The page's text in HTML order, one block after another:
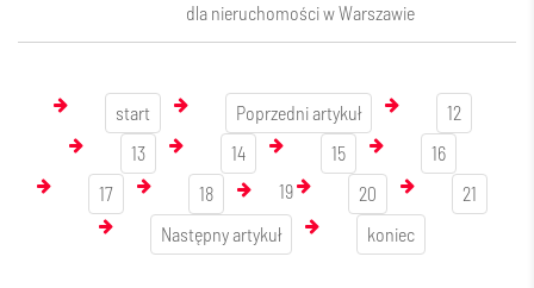
dla nieruchomości w Warszawie
start Poprzedni artykuł
12
13
14 15
16
17
18 19 20
21
Następny artykuł
koniec